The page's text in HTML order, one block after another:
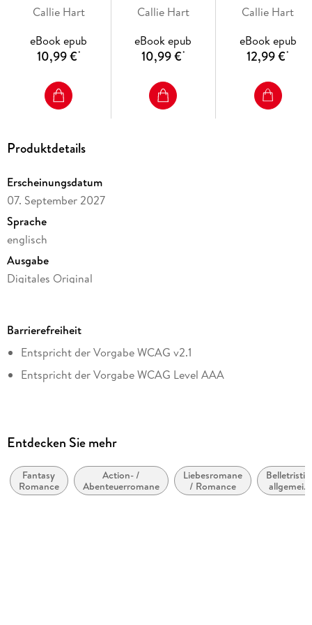
Callie Hart
eBook epub
10,99 €*
Callie Hart
eBook epub
10,99 €*
Callie Hart
eBook epub
12,99 €*
Produktdetails
Erscheinungsdatum
07. September 2027
Sprache
englisch
Ausgabe
Digitales Original
Reihe
Fae & Alchemy
Autor/Autorin
Grand Central Publishing
mit Adobe-DRM-Kopierschutz
Family Sharing
Barrierefreiheit
Entspricht der Vorgabe WCAG v2.1
Entspricht der Vorgabe WCAG Level AAA
Entdecken Sie mehr
Fantasy
Romance
Action- /
Abenteuerromane
Liebesromane
/ Romance
Belletristik:
allgemein
und